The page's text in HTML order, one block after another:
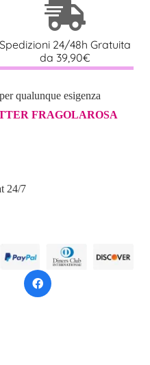
Premium
(cavo incluso)
(se non indicato
Spedizioni 24/48h Gratuita
da 39,90€
qualunque esigenza
FRAGOLAROSA
24/7